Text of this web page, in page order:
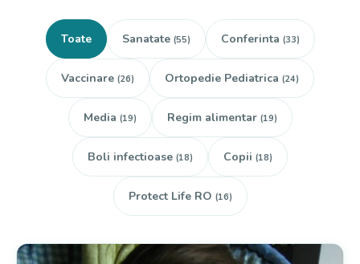
Toate Sanatate (55) Conferinta (33)
Vaccinare (26) Ortopedie Pediatrica (24)
Media (19) Regim alimentar (19)
Boli infectioase (18) Copii (18)
Protect Life RO (16)